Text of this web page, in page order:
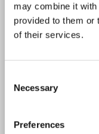
may combine it with
provided to them or
of their services.
Selection
Necessary
Preferences